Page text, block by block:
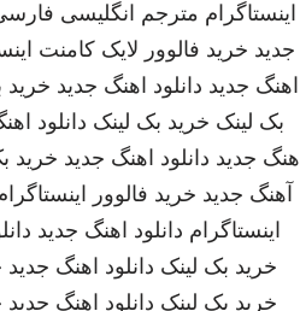
اینستاگرام مترجم انگلیسی
جدید خرید فالوور لایک کامنت
اهنگ جدید دانلود اهنگ جدید خرید
بک لینک خرید بک لینک دانلود
اهنگ جدید دانلود اهنگ جدید خرید
آهنگ جدید خرید فالوور
اینستاگرام دانلود اهنگ جدید
خرید بک لینک دانلود اهنگ جدید
خرید بک لینک دانلود اهنگ جدید